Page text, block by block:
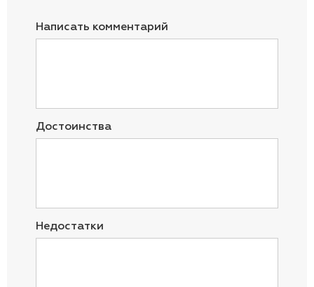
Написать комментарий
Достоинства
Недостатки